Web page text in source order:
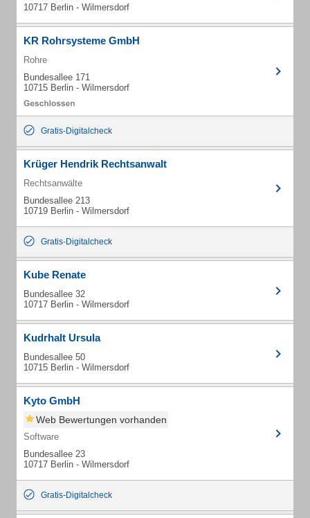
10717 Berlin - Wilmersdorf
KR Rohrsysteme GmbH
Rohre
Bundesallee 171
10715 Berlin - Wilmersdorf
Gratis-Digitalcheck
Krüger Hendrik Rechtsanwalt
Rechtsanwälte
Bundesallee 213
10719 Berlin - Wilmersdorf
Gratis-Digitalcheck
Kube Renate
Bundesallee 32
10717 Berlin - Wilmersdorf
Kudrhalt Ursula
Bundesallee 50
10715 Berlin - Wilmersdorf
Kyto GmbH
Web Bewertungen vorhanden
Software
Bundesallee 23
10717 Berlin - Wilmersdorf
Gratis-Digitalcheck